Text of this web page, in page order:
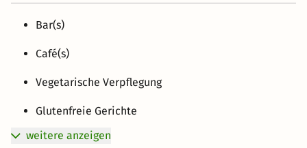
Bar(s)
Café(s)
Vegetarische Verpflegung
Glutenfreie Gerichte
weitere anzeigen